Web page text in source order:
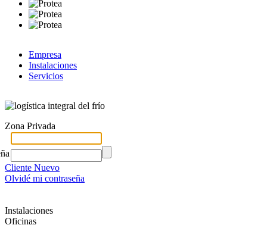
Empresa
Instalaciones
Servicios
logística integral del frío
Zona Privada
Cliente Nuevo
Olvidé mi contraseña
Instalaciones
Oficinas